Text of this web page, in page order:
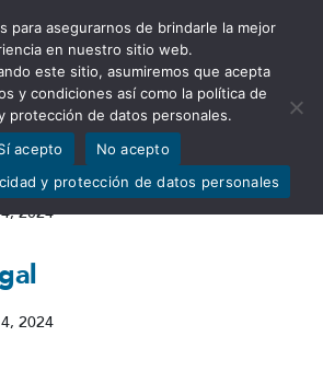
de herramientas
2024
2024
para asegurarnos de brindarle la mejor
en nuestro sitio web.
este sitio, asumiremos que acepta
y condiciones así como la política de
protección de datos personales.
acepto
No acepto
y protección de datos personales